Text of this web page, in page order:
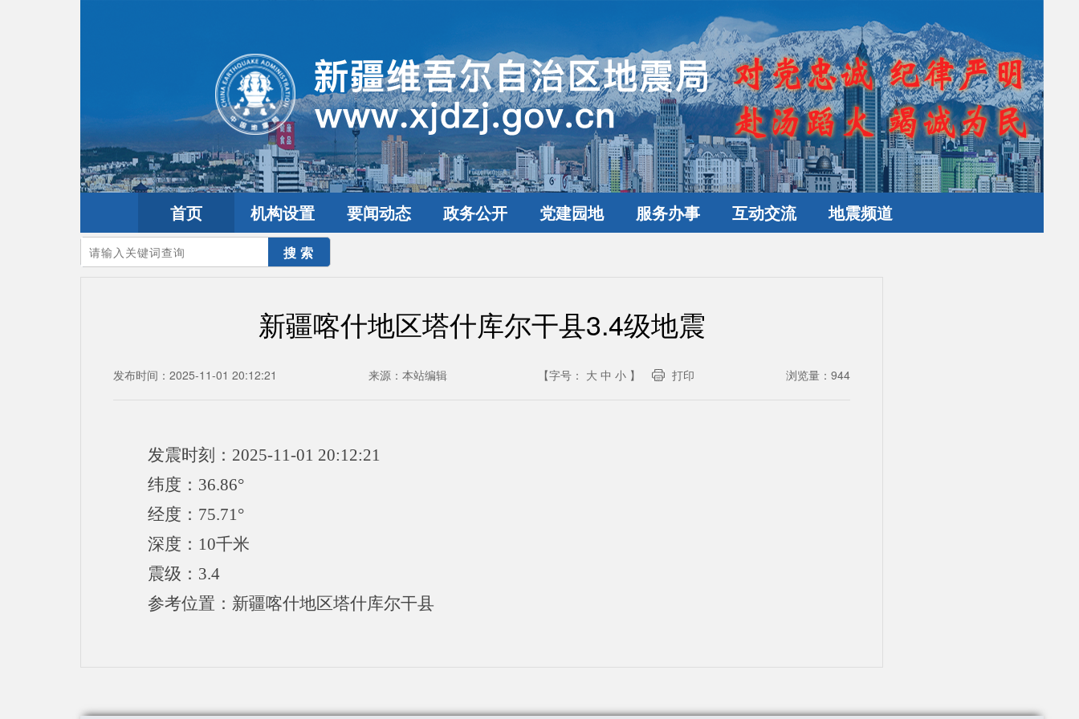
首页 机构设置 要闻动态 政务公开 党建园地 服务办事 互动交流 地震频道
您的当前位置：首页>地震频道 新疆震讯
新疆喀什地区塔什库尔干县3.4级地震
发布时间：2025-11-01 20:12:21 来源： 本站编辑 【字号： 大 中 小 】 打印 浏览量： 944
发震时刻：2025-11-01 20:12:21
纬度：36.86°
经度：75.71°
深度：10千米
震级：3.4
参考位置：新疆喀什地区塔什库尔干县